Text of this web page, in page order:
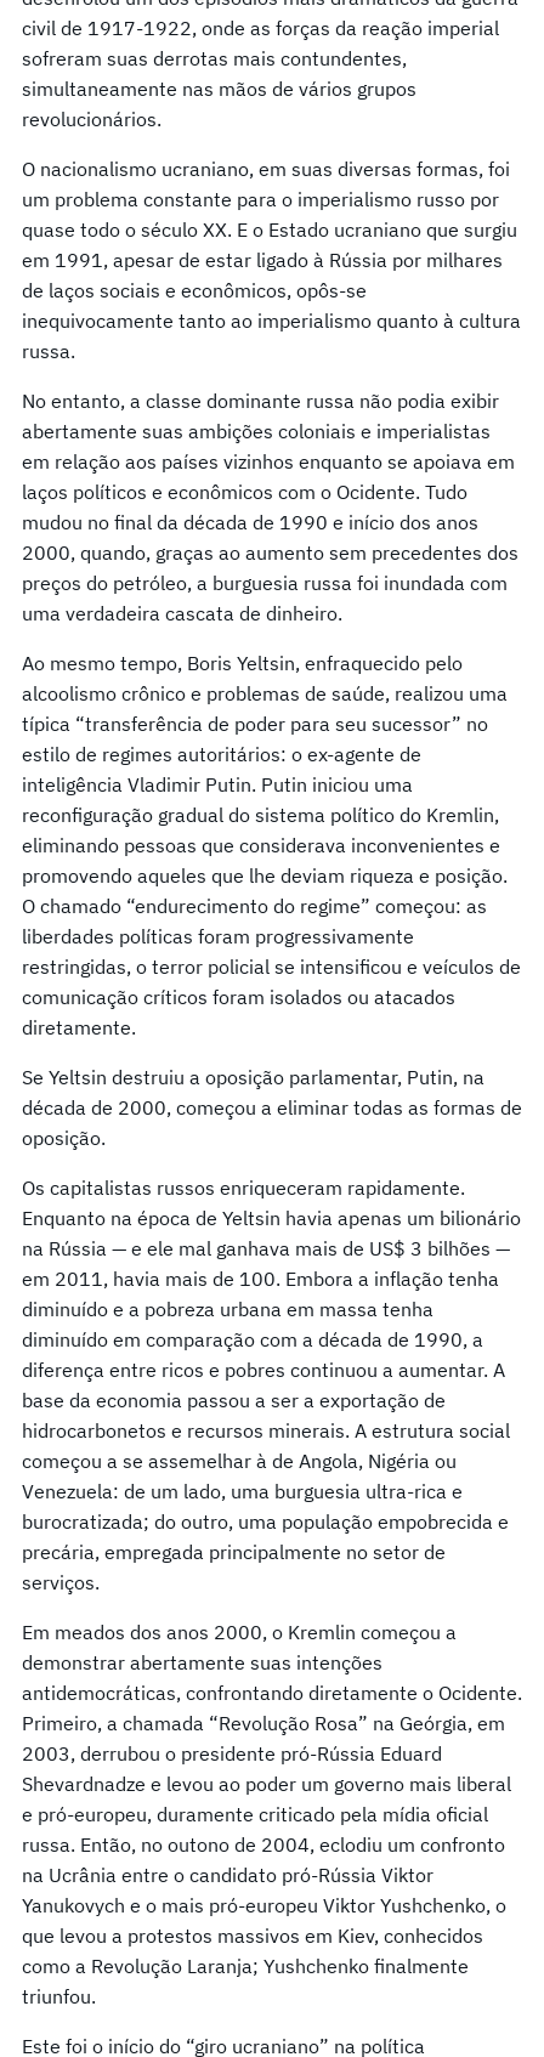
civil de 1917-1922, onde as forças da reação imperial
sofreram suas derrotas mais contundentes,
simultaneamente nas mãos de vários grupos
revolucionários.
O nacionalismo ucraniano, em suas diversas formas, foi
um problema constante para o imperialismo russo por
quase todo o século XX. E o Estado ucraniano que surgiu
em 1991, apesar de estar ligado à Rússia por milhares
de laços sociais e econômicos, opôs-se
inequivocamente tanto ao imperialismo quanto à cultura
russa.
No entanto, a classe dominante russa não podia exibir
abertamente suas ambições coloniais e imperialistas
em relação aos países vizinhos enquanto se apoiava em
laços políticos e econômicos com o Ocidente. Tudo
mudou no final da década de 1990 e início dos anos
2000, quando, graças ao aumento sem precedentes dos
preços do petróleo, a burguesia russa foi inundada com
uma verdadeira cascata de dinheiro.
Ao mesmo tempo, Boris Yeltsin, enfraquecido pelo
alcoolismo crônico e problemas de saúde, realizou uma
típica “transferência de poder para seu sucessor” no
estilo de regimes autoritários: o ex-agente de
inteligência Vladimir Putin. Putin iniciou uma
reconfiguração gradual do sistema político do Kremlin,
eliminando pessoas que considerava inconvenientes e
promovendo aqueles que lhe deviam riqueza e posição.
O chamado “endurecimento do regime” começou: as
liberdades políticas foram progressivamente
restringidas, o terror policial se intensificou e veículos de
comunicação críticos foram isolados ou atacados
diretamente.
Se Yeltsin destruiu a oposição parlamentar, Putin, na
década de 2000, começou a eliminar todas as formas de
oposição.
Os capitalistas russos enriqueceram rapidamente.
Enquanto na época de Yeltsin havia apenas um bilionário
na Rússia — e ele mal ganhava mais de US$ 3 bilhões —
em 2011, havia mais de 100. Embora a inflação tenha
diminuído e a pobreza urbana em massa tenha
diminuído em comparação com a década de 1990, a
diferença entre ricos e pobres continuou a aumentar. A
base da economia passou a ser a exportação de
hidrocarbonetos e recursos minerais. A estrutura social
começou a se assemelhar à de Angola, Nigéria ou
Venezuela: de um lado, uma burguesia ultra-rica e
burocratizada; do outro, uma população empobrecida e
precária, empregada principalmente no setor de
serviços.
Em meados dos anos 2000, o Kremlin começou a
demonstrar abertamente suas intenções
antidemocráticas, confrontando diretamente o Ocidente.
Primeiro, a chamada “Revolução Rosa” na Geórgia, em
2003, derrubou o presidente pró-Rússia Eduard
Shevardnadze e levou ao poder um governo mais liberal
e pró-europeu, duramente criticado pela mídia oficial
russa. Então, no outono de 2004, eclodiu um confronto
na Ucrânia entre o candidato pró-Rússia Viktor
Yanukovych e o mais pró-europeu Viktor Yushchenko, o
que levou a protestos massivos em Kiev, conhecidos
como a Revolução Laranja; Yushchenko finalmente
triunfou.
Este foi o início do “giro ucraniano” na política